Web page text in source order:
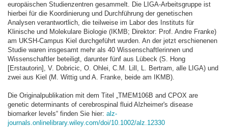
europäischen Studienzentren gesammelt. Die LIGA-Arbeitsgruppe ist
hierbei für die Koordinierung und Durchführung der genetischen
Analysen verantwortlich, die teilweise im Labor des Instituts für
Klinische und Molekulare Biologie (IKMB; Direktor: Prof. Andre Franke)
am UKSH-Campus Kiel durchgeführt wurden. An der jetzt erschienenen
Studie waren insgesamt mehr als 40 Wissenschaftlerinnen und
Wissenschaftler beteiligt, darunter fünf aus Lübeck (S. Hong
[Erstautorin], V. Dobricic, O. Ohlei, C.M. Lill, L. Bertram, alle LIGA) und
zwei aus Kiel (M. Wittig und A. Franke, beide am IKMB).
Die Originalpublikation mit dem Titel „TMEM106B and CPOX are
genetic determinants of cerebrospinal fluid Alzheimer's disease
biomarker levels“ finden Sie hier: alz-
journals.onlinelibrary.wiley.com/doi/10.1002/alz.12330